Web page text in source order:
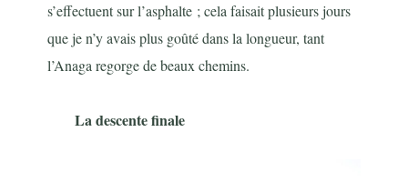
s’effectuent sur l’asphalte ; cela faisait plusieurs jours
que je n’y avais plus goûté dans la longueur, tant
l’Anaga regorge de beaux chemins.
La descente finale